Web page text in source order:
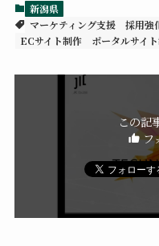
新潟県
マーケティング支援
採用強
ECサイト制作
ポータルサイ
この記
フ